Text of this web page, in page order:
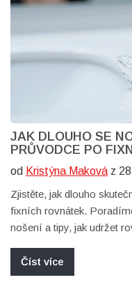
JAK DLOUHO SE
PRŮVODCE PO
od Kristýna Maková z
Zjistěte, jak dlouho
fixních rovnátek.
nošení a tipy, jak udržet
Číst více